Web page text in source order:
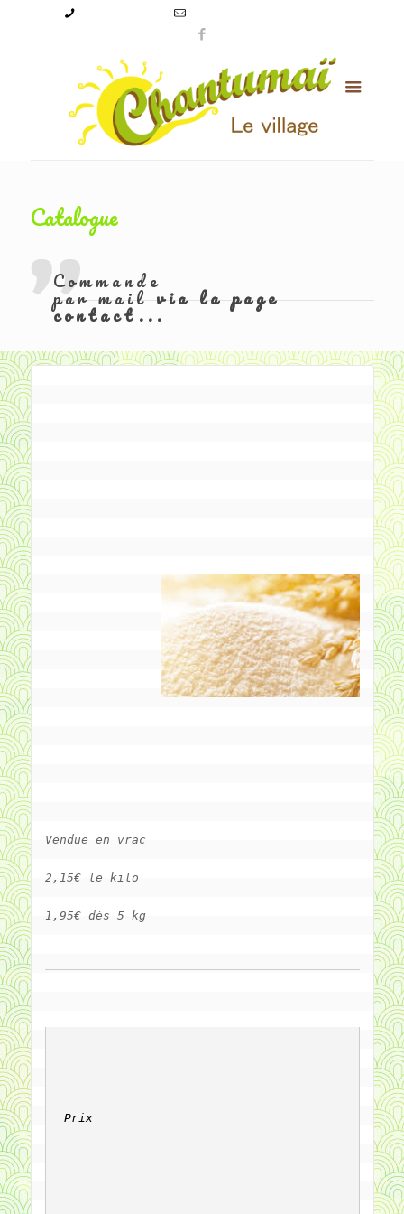
Catalogue
Commande
par mailvia la page
contact...
Vendue en vrac
2,15€ le kilo
1,95€ dès 5 kg
Prix